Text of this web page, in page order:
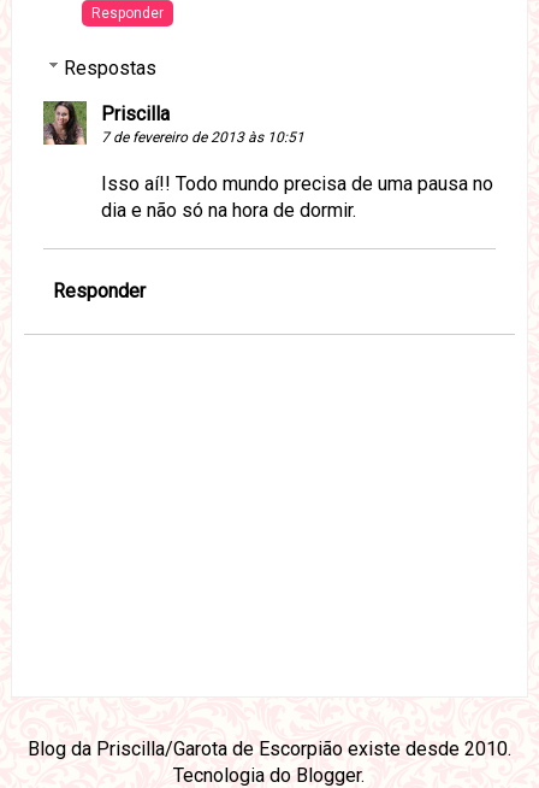
Responder
Respostas
Priscilla
7 de fevereiro de 2013 às 10:51
Isso aí!! Todo mundo precisa de uma pausa no
dia e não só na hora de dormir.
Responder
Blog da Priscilla/Garota de Escorpião existe desde 2010.
Tecnologia do Blogger.